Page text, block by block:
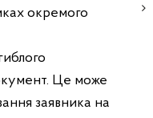
окремого
Це може
заявника на